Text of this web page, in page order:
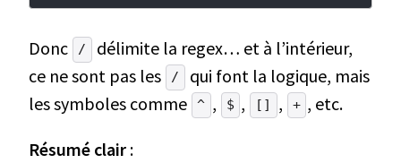
Donc /
délimite la regex… et à l’intérieur,
ce ne sont pas les
/
qui font la logique, mais
les symboles comme
^ , $ , [] , + , etc.
Résumé clair :